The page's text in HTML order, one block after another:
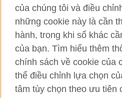
Hội đồng Anh toàn cầu
Bảo mật thông tin và quy định sử
Cookie
Sơ đồ trang
© 2026 British Council
của chúng tôi và điều
những cookie này là cần
hành, trong khi số khác
của bạn. Tìm hiểu thêm
chính sách về cookie của
thể điều chỉnh lựa chọn
tâm tùy chọn theo ưu tiên